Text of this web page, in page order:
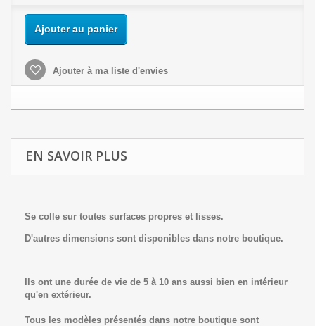
Ajouter au panier
Ajouter à ma liste d'envies
EN SAVOIR PLUS
Se colle sur toutes surfaces propres et lisses.
D'autres dimensions sont disponibles dans notre boutique.
Ils ont une durée de vie de 5 à 10 ans aussi bien en intérieur
qu'en extérieur.
Tous les modèles présentés dans notre boutique sont